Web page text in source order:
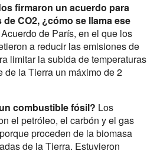
firmaron un acuerdo para
CO2, ¿cómo se llama ese
de París, en el que los
a reducir las emisiones de
limitar la subida de temperaturas
de la Tierra un máximo de 2
combustible fósil? Los
el petróleo, el carbón y el gas
proceden de la biomasa
de la Tierra. Estuvieron